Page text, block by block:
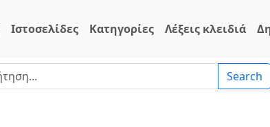
Ιστοσελίδες Κατηγορίες Λέξεις κλειδιά
Search